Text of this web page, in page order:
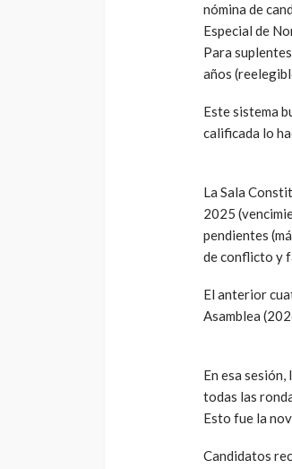
nómina de
Especial de
Para
años
Este sistema
calificada lo
La Sala
2025
pendientes
de conflicto y
El anterior
Asamblea
En esa
todas las
Esto fue la
Candidatos